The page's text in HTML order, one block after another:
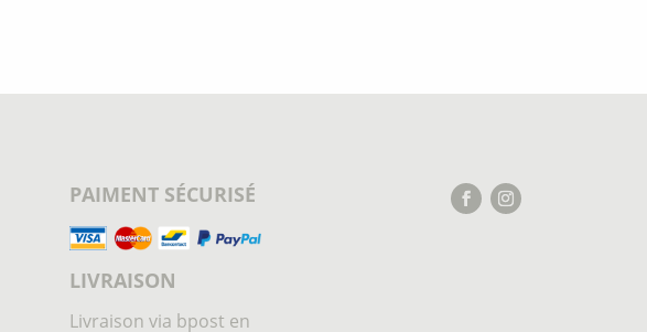
PAIMENT SÉCURISÉ
LIVRAISON
Livraison via bpost en